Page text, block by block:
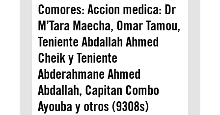
Comores: Accion medica: Dr
M’Tara Maecha, Omar Tamou,
Teniente Abdallah Ahmed
Cheik y Teniente
Abderahmane Ahmed
Abdallah, Capitan Combo
Ayouba y otros (9308s)